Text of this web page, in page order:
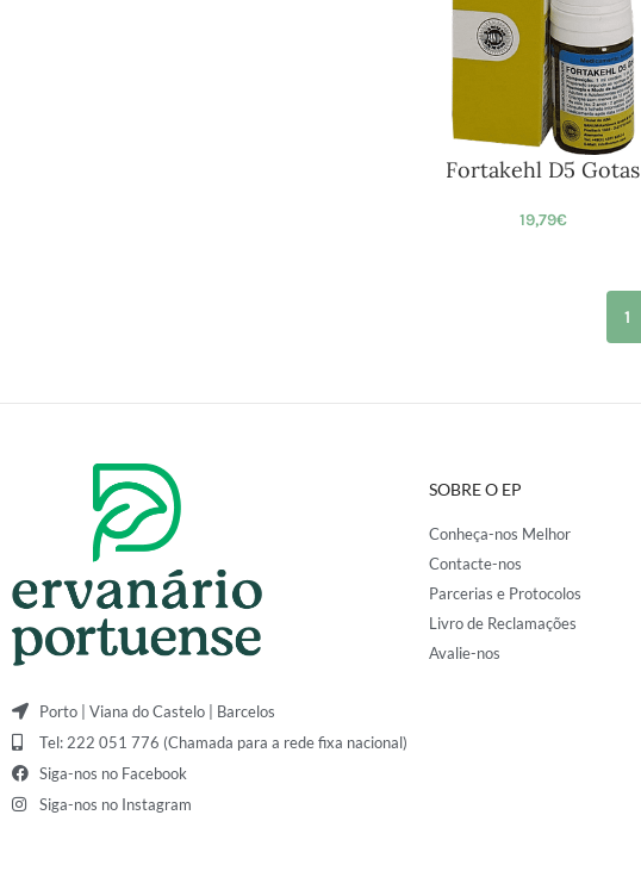
Fortakehl D5 Gotas
19,79€
1
Porto | Viana do Castelo | Barcelos
Tel: 222 051 776 (Chamada para a rede fixa nacional)
Siga-nos no Facebook
Siga-nos no Instagram
SOBRE O EP
Conheça-nos Melhor
Contacte-nos
Parcerias e Protocolos
Livro de Reclamações
Avalie-nos